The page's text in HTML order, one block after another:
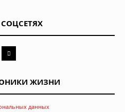
ЖИЗНИ
данных